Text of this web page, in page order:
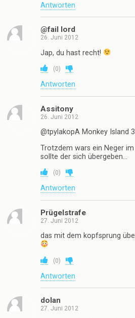
Antworten
@fail lord
26. Juni 2012
Jap, du hast recht!
(0)
Antworten
Assitony
26. Juni 2012
@tpylakopA Monkey Island 3
Trotzdem wars ein Neger
sollte der sich übergeben…
(0)
Antworten
Prügelstrafe
27. Juni 2012
das mit dem kopfsprung
(0)
Antworten
dolan
27. Juni 2012